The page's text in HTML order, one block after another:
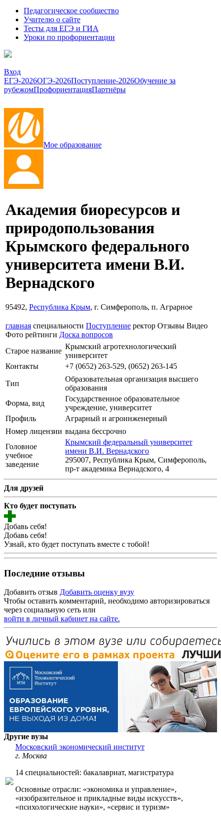
Педагогическое сообщество
Учителю о сайте
Тесты для ЕГЭ и ГИА
Уроки по профориентации
Вход
ЕГЭ-2026ОГЭ-2026Поступление-2026Обучение за
рубежомПрофориентацияПартнёры
Мое образование
Академия биоресурсов и
природопользования
Крымского федерального
университета имени В.И.
Вернадского
95492, Республика Крым, г. Симферополь, п. Аграрное
главная специальности Поступление ректор Отзывы Видео
Фото рейтинги Доска вопросов
Старое название
Крымский агротехнологический
университет
Контакты
+7 (0652) 263-529, (0652) 263-145
Тип
Образовательная организация высшего
образования
Форма, вид
Государственное образовательное
учреждение, университет
Профиль
Аграрный и агроинженерный
Номер лицензии выдана бессрочно
Головное
учебное
заведение
Крымский федеральный университет
имени В.И. Вернадского
295007, Республика Крым, Симферополь,
пр-т академика Вернадского, 4
Для друзей
Кто будет поступать
Добавь себя!
Добавь себя!
Узнай, кто будет поступать вместе с тобой!
Последние отзывы
Добавить отзыв Добавить оценку вузу
Чтобы оставить комментарий, необходимо авторизироваться
через социальную сеть или
войти в личный кабинет на сайте.
Другие вузы
Московский экономический институт
г. Москва
14 специальностей: бакалавриат, магистратура
Основные отрасли: «экономика и управление»,
«изобразительное и прикладные виды искусств»,
«психологические науки», «сервис и туризм»